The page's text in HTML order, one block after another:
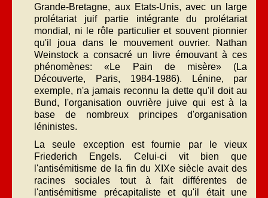
Grande-Bretagne, aux Etats-Unis, avec un large
prolétariat juif partie intégrante du prolétariat
mondial, ni le rôle particulier et souvent pionnier
qu'il joua dans le mouvement ouvrier. Nathan
Weinstock a consacré un livre émouvant à ces
phénomènes: «Le Pain de misère» (La
Découverte, Paris, 1984-1986). Lénine, par
exemple, n'a jamais reconnu la dette qu'il doit au
Bund, l'organisation ouvrière juive qui est à la
base de nombreux principes d'organisation
léninistes.
La seule exception est fournie par le vieux
Friederich Engels. Celui-ci vit bien que
l'antisémitisme de la fin du XIXe siècle avait des
racines sociales tout à fait différentes de
l'antisémitisme précapitaliste et qu'il était une